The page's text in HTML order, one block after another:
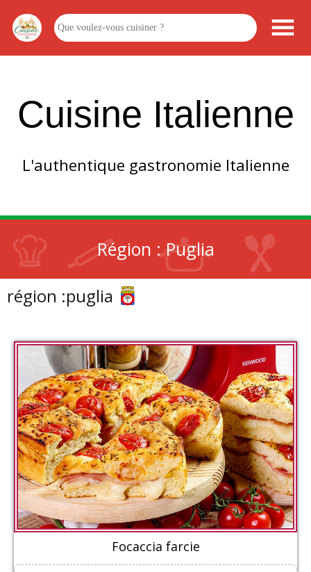
Cuisine Italienne
L'authentique gastronomie Italienne
Région :Puglia
région :puglia
Focaccia farcie